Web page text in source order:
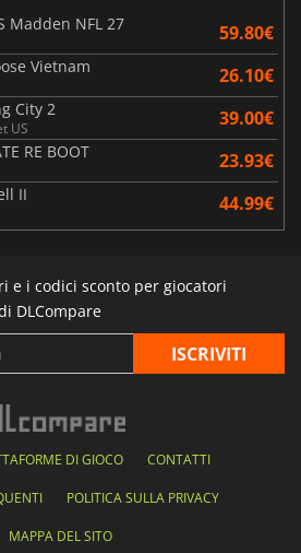
Madden NFL 27
59.80€
Vietnam 26.10€
City 2
US 39.00€
RE BOOT 23.93€
II 44.99€
e i codici sconto per giocatori
DLCompare
DI GIOCO CONTATTI
POLITICA SULLA PRIVACY
MAPPA DEL SITO